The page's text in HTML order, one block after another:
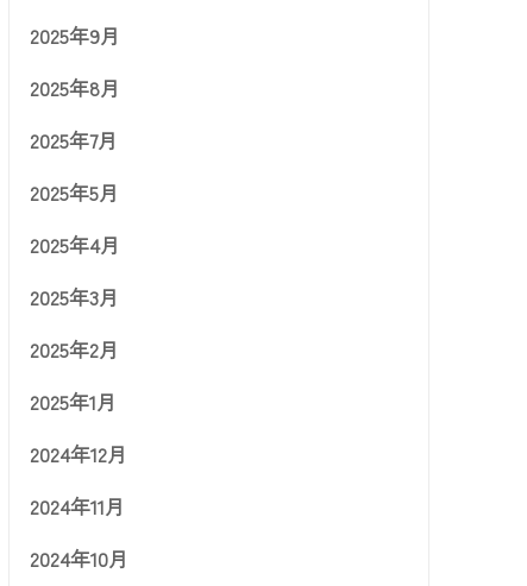
2025年9月
2025年8月
2025年7月
2025年5月
2025年4月
2025年3月
2025年2月
2025年1月
2024年12月
2024年11月
2024年10月